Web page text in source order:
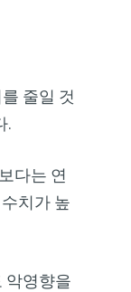
줄일 것
.
다는 연
치가 높
악영향을